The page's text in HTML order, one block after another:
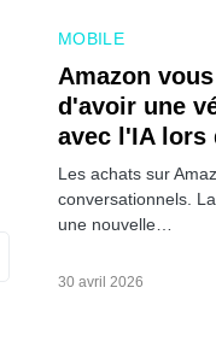
MOBILE
Amazon
d'avoir une
avec l'IA lors
Les achats sur
conversationnels.
une nouvelle…
30 avril 2026